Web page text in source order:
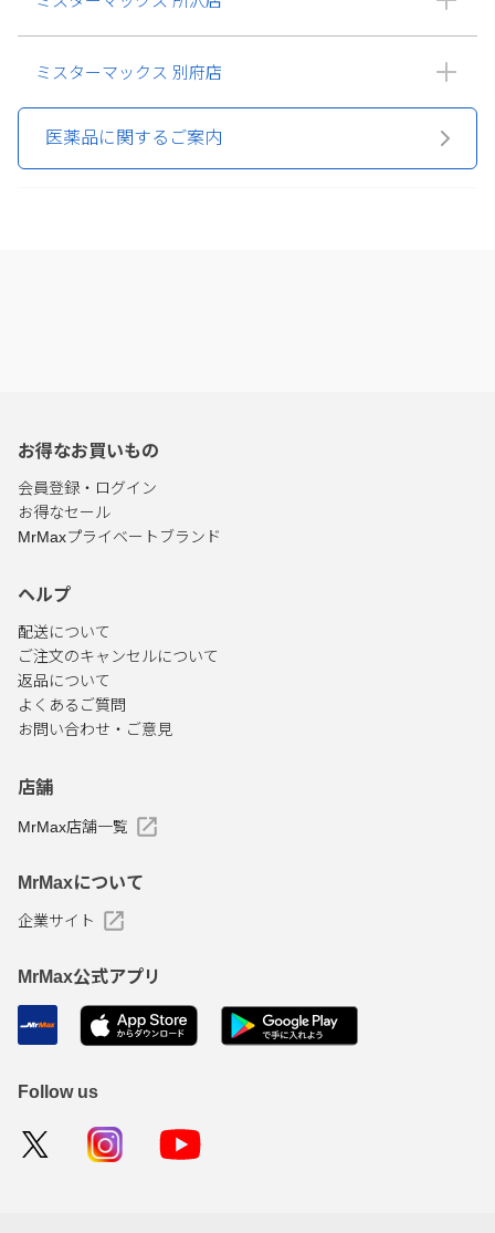
ミスターマックス 別府店
医薬品に関するご案内
お得なお買いもの
会員登録・ログイン
お得なセール
MrMaxプライベートブランド
ヘルプ
配送について
ご注文のキャンセルについて
返品について
よくあるご質問
お問い合わせ・ご意見
店舗
MrMax店舗一覧
MrMaxについて
企業サイト
MrMax公式アプリ
Follow us